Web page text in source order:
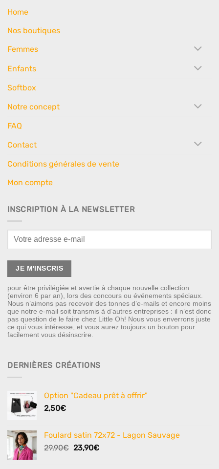
Home
Nos boutiques
Femmes
Enfants
Softbox
Notre concept
FAQ
Contact
Conditions générales de vente
Mon compte
INSCRIPTION À LA NEWSLETTER
pour être privilégiée et avertie à chaque nouvelle collection
(environ 6 par an), lors des concours ou événements spéciaux.
Nous n’aimons pas recevoir des tonnes d’e-mails et encore moins
que notre e-mail soit transmis à d’autres entreprises : il n’est donc
pas question de le faire chez Little Oh! Nous vous enverrons juste
ce qui vous intéresse, et vous aurez toujours un bouton pour
facilement vous désinscrire.
DERNIÈRES CRÉATIONS
Option "Cadeau prêt à offrir"
2,50€
Foulard satin 72x72 - Lagon Sauvage
29,90€ Le
23,90€Le